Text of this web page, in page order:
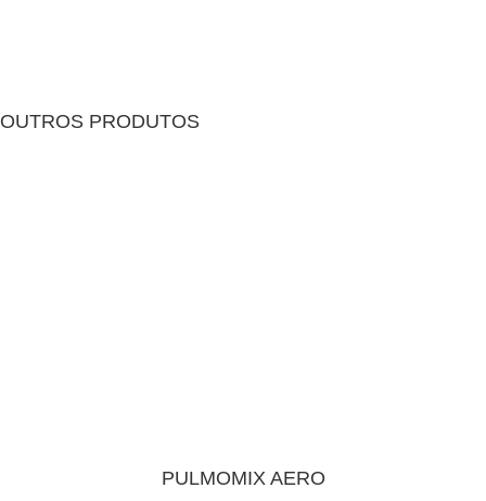
OUTROS PRODUTOS
PULMOMIX AERO